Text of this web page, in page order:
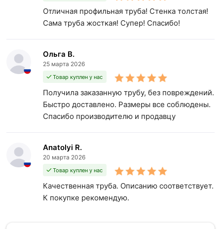
Отличная профильная труба! Стенка толстая!
Сама труба жосткая! Супер! Спасибо!
Ольга В.
25 марта 2026
Товар куплен у нас
Получила заказанную трубу, без повреждений.
Быстро доставлено. Размеры все соблюдены.
Спасибо производителю и продавцу
Anatolyi R.
20 марта 2026
Товар куплен у нас
Качественная труба. Описанию соответствует.
К покупке рекомендую.